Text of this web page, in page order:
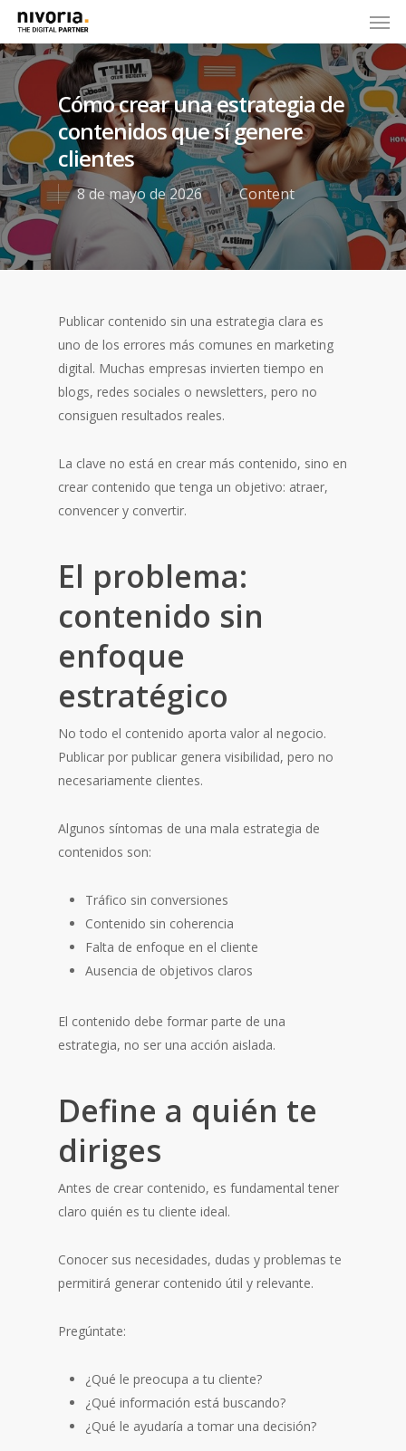
Cómo crear una estrategia de
contenidos que sí genere
clientes
8 de mayo de 2026 Content
Publicar contenido sin una estrategia clara es
uno de los errores más comunes en marketing
digital. Muchas empresas invierten tiempo en
blogs, redes sociales o newsletters, pero no
consiguen resultados reales.
La clave no está en crear más contenido, sino en
crear contenido que tenga un objetivo: atraer,
convencer y convertir.
El problema:
contenido sin
enfoque
estratégico
No todo el contenido aporta valor al negocio.
Publicar por publicar genera visibilidad, pero no
necesariamente clientes.
Algunos síntomas de una mala estrategia de
contenidos son:
Tráfico sin conversiones
Contenido sin coherencia
Falta de enfoque en el cliente
Ausencia de objetivos claros
El contenido debe formar parte de una
estrategia, no ser una acción aislada.
Define a quién te
diriges
Antes de crear contenido, es fundamental tener
claro quién es tu cliente ideal.
Conocer sus necesidades, dudas y problemas te
permitirá generar contenido útil y relevante.
Pregúntate:
¿Qué le preocupa a tu cliente?
¿Qué información está buscando?
¿Qué le ayudaría a tomar una decisión?